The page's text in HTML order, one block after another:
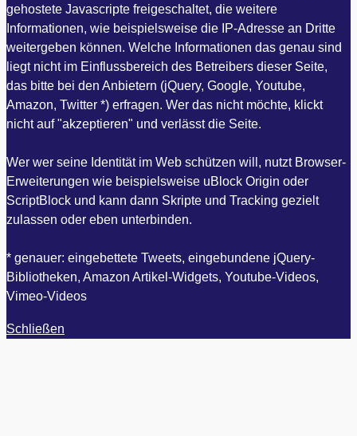
gehostete Javascripte freigeschaltet, die weitere
Informationen, wie beispielsweise die IP-Adresse an Dritte
weitergeben können. Welche Informationen das genau sind
liegt nicht im Einflussbereich des Betreibers dieser Seite,
das bitte bei den Anbietern (jQuery, Google, Youtube,
Amazon, Twitter *) erfragen. Wer das nicht möchte, klickt
nicht auf "akzeptieren" und verlässt die Seite.
Wer wer seine Identität im Web schützen will, nutzt Browser-
Erweiterungen wie beispielsweise uBlock Origin oder
ScriptBlock und kann dann Skripte und Tracking gezielt
zulassen oder eben unterbinden.
* genauer: eingebettete Tweets, eingebundene jQuery-
Bibliotheken, Amazon Artikel-Widgets, Youtube-Videos,
Vimeo-Videos
Schließen